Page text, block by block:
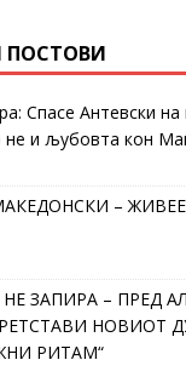
Спасе Антевски
и љубовта кон
–
ЗАПИРА – ПРЕД
НОВИОТ
РИТАМ“